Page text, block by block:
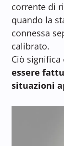
corrente di
quando la
connessa
calibrato.
Ciò significa
essere
situazioni